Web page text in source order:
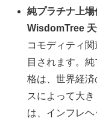
純プラチナ上場
WisdomTree 天
コモディティ
目されます。
格は、世界経
スによって大
は、インフレ